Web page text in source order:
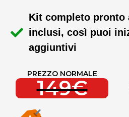
Kit completo pronto
inclusi, così puoi
aggiuntivi
PREZZO NORMALE
149€